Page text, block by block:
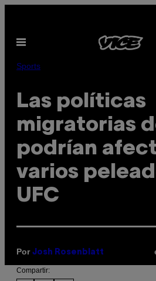
contenido
Abrir
Sports
Las políticas
migratorias
podrían
varios
UFC
Por Josh Rosenblatt
Compartir: